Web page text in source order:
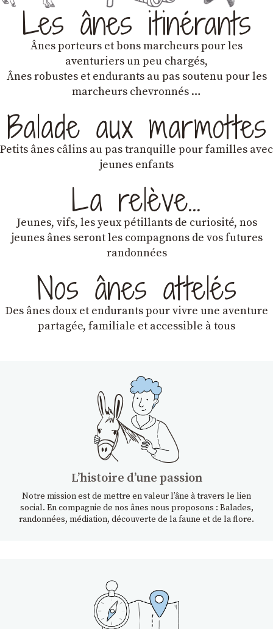
Les ânes itinérants
Ânes porteurs et bons marcheurs pour les
aventuriers un peu chargés,
Ânes robustes et endurants au pas soutenu pour les
marcheurs chevronnés …
Balade aux marmottes
Petits ânes câlins au pas tranquille pour familles avec
jeunes enfants
La relève…
Jeunes, vifs, les yeux pétillants de curiosité, nos
jeunes ânes seront les compagnons de vos futures
randonnées
Nos ânes attelés
Des ânes doux et endurantspour vivre une aventure
partagée, familiale et accessible à tous
Lʼhistoire dʼune passion
Notre mission est de mettre en valeur l’âne à travers le lien
social. En compagnie de nos ânes nous proposons : Balades,
randonnées, médiation, découverte de la faune et de la flore.